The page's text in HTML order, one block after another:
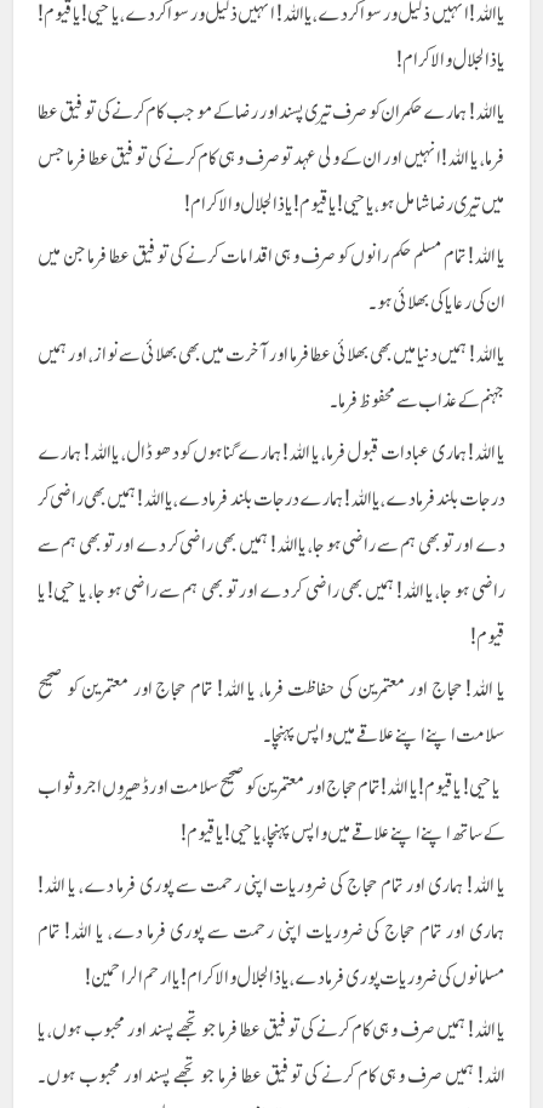
یا اللہ! انہیں ذلیل و رسوا کر دے، یا اللہ! انہیں ذلیل و رسوا کر دے، یا حیی! یا قیوم!
یا ذالجلال والا کرام!
یا اللہ! ہمارے حکمران کو صرف تیری پسند اور رضا کے موجب کام کرنے کی توفیق عطا
فرما، یا اللہ! انہیں اور ان کے ولی عہد تو صرف وہی کام کرنے کی توفیق عطا فرما جس
میں تیری رضا شامل ہو، یا حیی! یا قیوم! یا ذالجلال والا کرام!
یا اللہ! تمام مسلم حکم رانوں کو صرف وہی اقدامات کرنے کی توفیق عطا فرما جن میں
ان کی رعایا کی بھلائی ہو۔
یا اللہ! ہمیں دنیا میں بھی بھلائی عطا فرما اور آخرت میں بھی بھلائی سے نواز، اور ہمیں
جہنم کے عذاب سے محفوظ فرما۔
یا اللہ! ہماری عبادات قبول فرما، یا اللہ! ہمارے گناہوں کو دھو ڈال، یا اللہ! ہمارے
درجات بلند فرما دے، یا اللہ! ہمارے درجات بلند فرما دے، یا اللہ! ہمیں بھی راضی کر
دے اور تو بھی ہم سے راضی ہو جا، یا اللہ! ہمیں بھی راضی کر دے اور تو بھی ہم سے
راضی ہو جا، یا اللہ! ہمیں بھی راضی کر دے اور تو بھی ہم سے راضی ہو جا، یا حیی! یا
قیوم!
یا اللہ! حجاج اور معتمرین کی حفاظت فرما، یا اللہ! تمام حجاج اور معتمرین کو صحیح
سلامت اپنے اپنے علاقے میں واپس پہنچا۔
یا حیی! یا قیوم! یا اللہ! تمام حجاج اور معتمرین کو صحیح سلامت اور ڈھیروں اجر و ثواب
کے ساتھ اپنے اپنے علاقے میں واپس پہنچا، یا حیی! یا قیوم!
یا اللہ! ہماری اور تمام حجاج کی ضروریات اپنی رحمت سے پوری فرما دے، یا اللہ!
ہماری اور تمام حجاج کی ضروریات اپنی رحمت سے پوری فرما دے، یا اللہ! تمام
مسلمانوں کی ضروریات پوری فرما دے، یا ذالجلال والا کرام! یا ارحم الراحمین!
یا اللہ! ہمیں صرف وہی کام کرنے کی توفیق عطا فرما جو تجھے پسند اور محبوب ہوں، یا
اللہ! ہمیں صرف وہی کام کرنے کی توفیق عطا فرما جو تجھے پسند اور محبوب ہوں۔